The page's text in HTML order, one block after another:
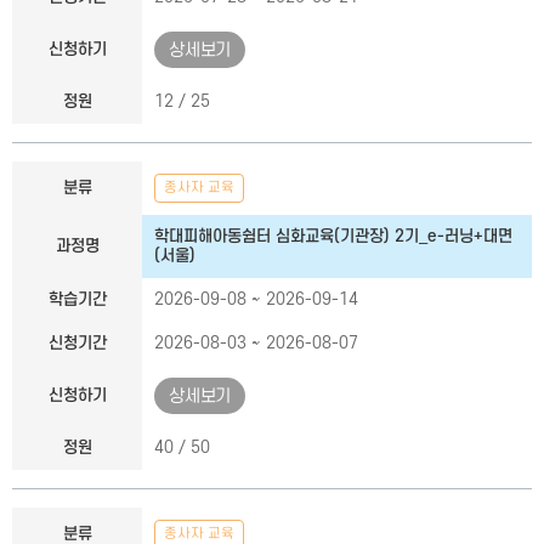
신청하기 상세보기
정원 12 / 25
분류 종사자 교육
과정명
학대피해아동쉼터 심화교육(기관장) 2기_e-러닝+대면
(서울)
학습기간 2026-09-08 ~ 2026-09-14
신청기간 2026-08-03 ~ 2026-08-07
신청하기 상세보기
정원 40 / 50
분류 종사자 교육